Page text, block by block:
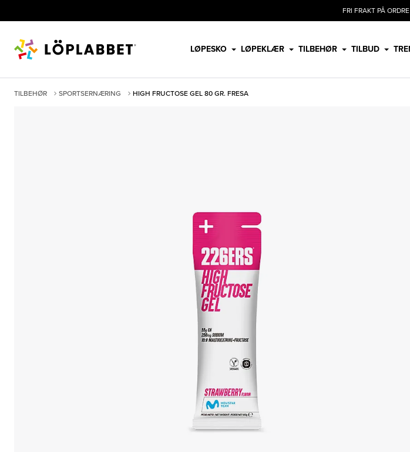
FRI FRAKT PÅ
LØPESKO LØPEKLÆR TILBEHØR TILBUD
TILBEHØR SPORTSERNÆRING
HIGH FRUCTOSE GEL 80 GR. FRESA